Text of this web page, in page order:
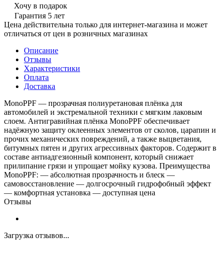
Хочу в подарок
Гарантия 5 лет
Цена действительна только для интернет-магазина и может
отличаться от цен в розничных магазинах
Описание
Отзывы
Характеристики
Оплата
Доставка
MonoPPF — прозрачная полиуретановая плёнка для
автомобилей и экстремальной техники с мягким лаковым
слоем. Антигравийная плёнка MonoPPF обеспечивает
надёжную защиту оклеенных элементов от сколов, царапин и
прочих механических повреждений, а также выцветания,
битумных пятен и других агрессивных факторов. Содержит в
составе антиадгезионный компонент, который снижает
прилипание грязи и упрощает мойку кузова. Преимущества
MonoPPF: — абсолютная прозрачность и блеск —
самовосстановление — долгосрочный гидрофобный эффект
— комфортная установка — доступная цена
Отзывы
Загрузка отзывов...